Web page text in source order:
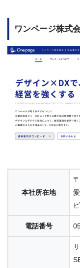
ワンページ株式
本社所在地
電話番号